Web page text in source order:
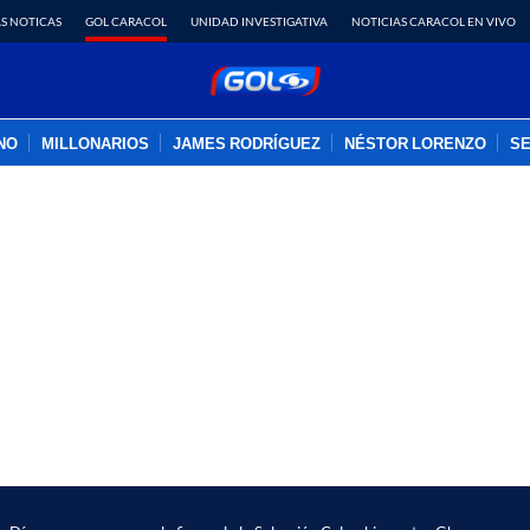
NOTICAS GOL CARACOL UNIDAD INVESTIGATIVA NOTICIAS CARACOL EN VIVO
MILLONARIOS JAMES RODRÍGUEZ NÉSTOR LORENZO